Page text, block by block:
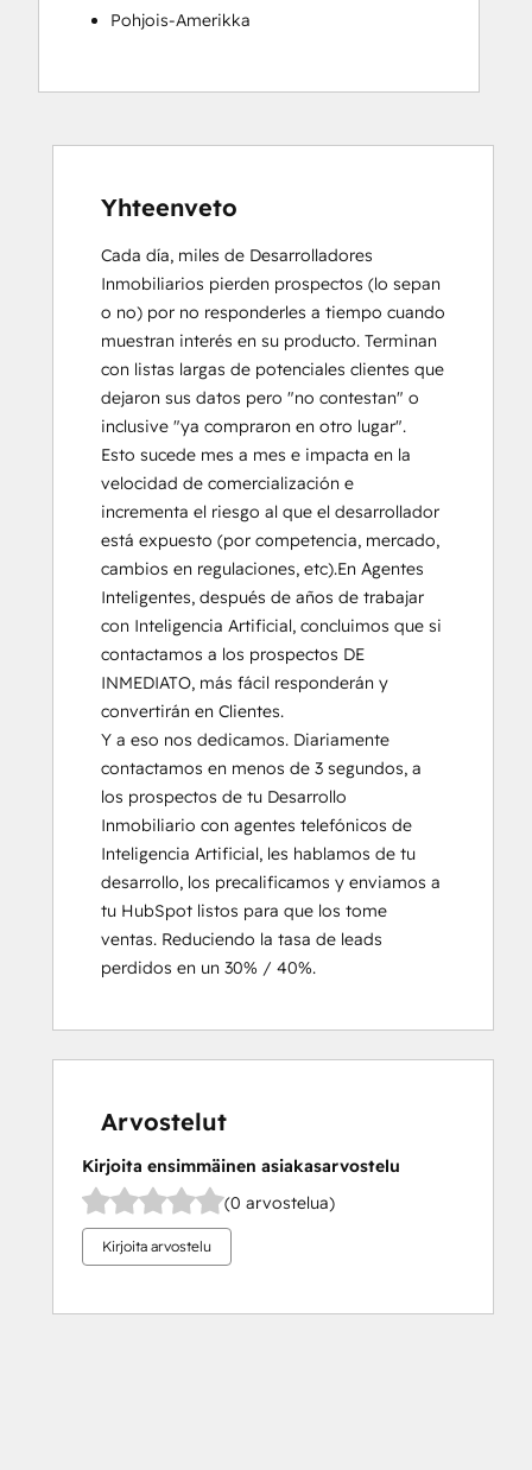
Pohjois-Amerikka
Yhteenveto
Cada día, miles de Desarrolladores
Inmobiliarios pierden prospectos (lo sepan
o no) por no responderles a tiempo cuando
muestran interés en su producto. Terminan
con listas largas de potenciales clientes que
dejaron sus datos pero "no contestan" o
inclusive "ya compraron en otro lugar".
Esto sucede mes a mes e impacta en la
velocidad de comercialización e
incrementa el riesgo al que el desarrollador
está expuesto (por competencia, mercado,
cambios en regulaciones, etc).En Agentes
Inteligentes, después de años de trabajar
con Inteligencia Artificial, concluimos que si
contactamos a los prospectos DE
INMEDIATO, más fácil responderán y
convertirán en Clientes.
Y a eso nos dedicamos. Diariamente
contactamos en menos de 3 segundos, a
los prospectos de tu Desarrollo
Inmobiliario con agentes telefónicos de
Inteligencia Artificial, les hablamos de tu
desarrollo, los precalificamos y enviamos a
tu HubSpot listos para que los tome
ventas. Reduciendo la tasa de leads
perdidos en un 30% / 40%.
Arvostelut
Kirjoita ensimmäinen asiakasarvostelu
(0 arvostelua)
Kirjoita arvostelu